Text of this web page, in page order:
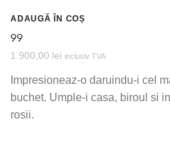
ADAUGĂ ÎN COȘ
99
1.900,00 lei inclusiv TVA
Impresioneaz-o daruindu-i cel
buchet. Umple-i casa, biroul si
rosii.